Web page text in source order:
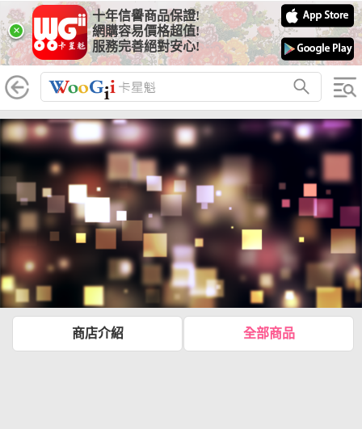
×
十年信譽商品保證!
網購容易價格超值!
服務完善絕對安心!
商店介紹 全部商品